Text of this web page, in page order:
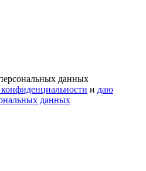
данных
и даю
данных